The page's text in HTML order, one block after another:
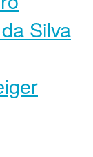
Silva